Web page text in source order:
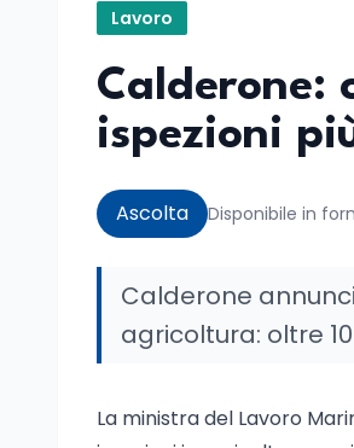
Lavoro
Calderone:
ispezioni
Ascolta Disponibile in
Calderone
agricoltura: oltre
La ministra del Lavoro